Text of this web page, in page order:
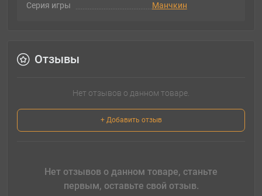
Серия игры Манчкин
Отзывы
Нет отзывов о данном товаре.
+ Добавить отзыв
Нет отзывов о данном товаре, станьте
первым, оставьте свой отзыв.